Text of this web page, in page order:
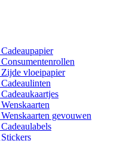
vloeipapier
gevouwen